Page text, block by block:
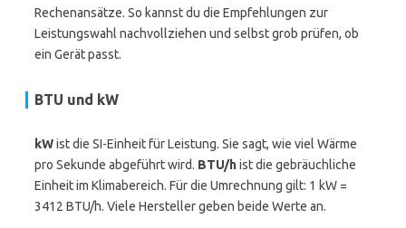
Rechenansätze. So kannst du die Empfehlungen zur
Leistungswahl nachvollziehen und selbst grob prüfen, ob
ein Gerät passt.
BTU und kW
kWist die SI-Einheit für Leistung. Sie sagt, wie viel Wärme
pro Sekunde abgeführt wird. BTU/hist die gebräuchliche
Einheit im Klimabereich. Für die Umrechnung gilt: 1 kW =
3412 BTU/h. Viele Hersteller geben beide Werte an.